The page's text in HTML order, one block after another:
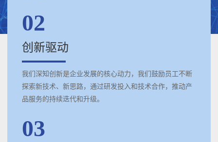
02
创新驱动
我们深知创新是企业发展的核心动力，我们鼓励员工不断
探索新技术、新思路，通过研发投入和技术合作，推动产
品服务的持续迭代和升级。
03